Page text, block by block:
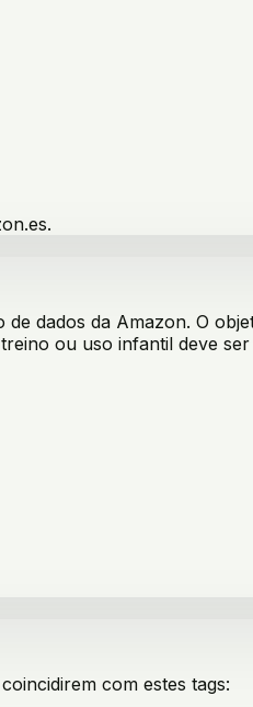
dados da Amazon. O
ou uso infantil deve
com estes tags: